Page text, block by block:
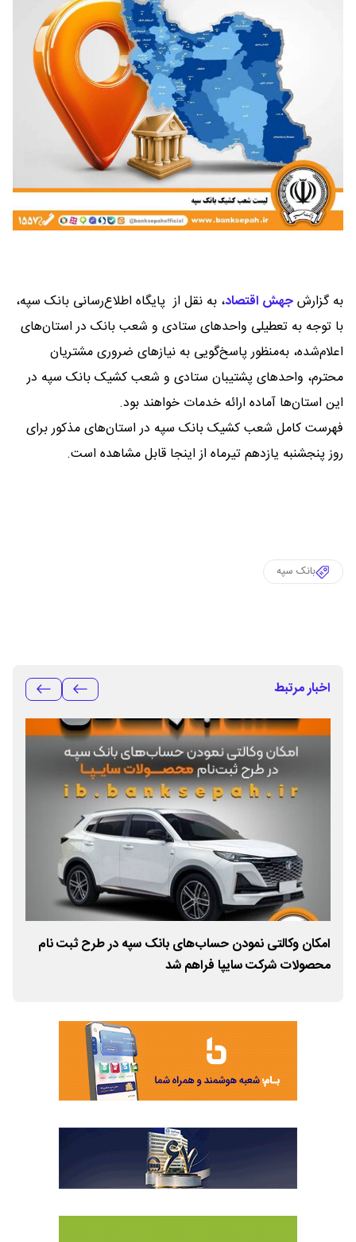
به گزارشجهش اقتصاد، به نقل از پایگاه اطلاع‌رسانی بانک سپه،
با توجه به تعطیلی واحدهای ستادی و شعب بانک در استان‌های
اعلام‌شده، به‌منظور پاسخ‌گویی به نیازهای ضروری مشتریان
محترم، واحدهای پشتیبان ستادی و شعب کشیک بانک سپه در
این استان‌ها آماده ارائه خدمات خواهند بود.
فهرست کامل شعب کشیک بانک سپه در استان‌های مذکور برای
روز پنجشنبه یازدهم تیرماه از اینجا قابل مشاهده است.
بانک سپه
اخبار مرتبط
امکان وکالتی نمودن حساب‌های بانک سپه در طرح ثبت نام
محصولات شرکت سایپا فراهم شد